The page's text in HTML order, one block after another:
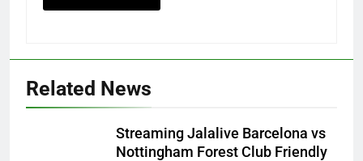
Related News
Streaming Jalalive Barcelona vs
Nottingham Forest Club Friendly